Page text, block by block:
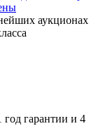
аукционах
год гарантии и 4